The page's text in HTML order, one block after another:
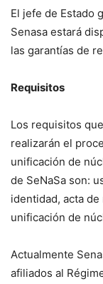
El jefe de Estado
Senasa estará
las garantías de
Requisitos
Los requisitos
realizarán el
unificación de
de SeNaSa son:
identidad, acta
unificación de
Actualmente
afiliados al